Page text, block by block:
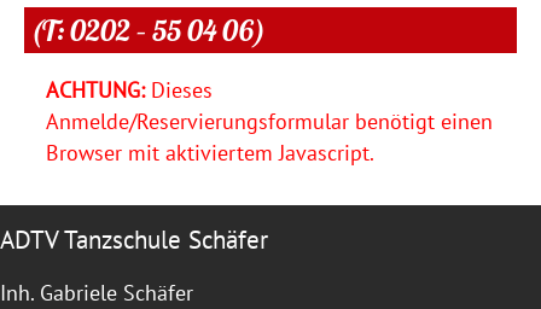
(T: 0202 – 55 04 06)
ACHTUNG:Dieses
Anmelde/Reservierungsformular benötigt einen
Browser mit aktiviertem Javascript.
ADTV Tanzschule Schäfer
Inh. Gabriele Schäfer